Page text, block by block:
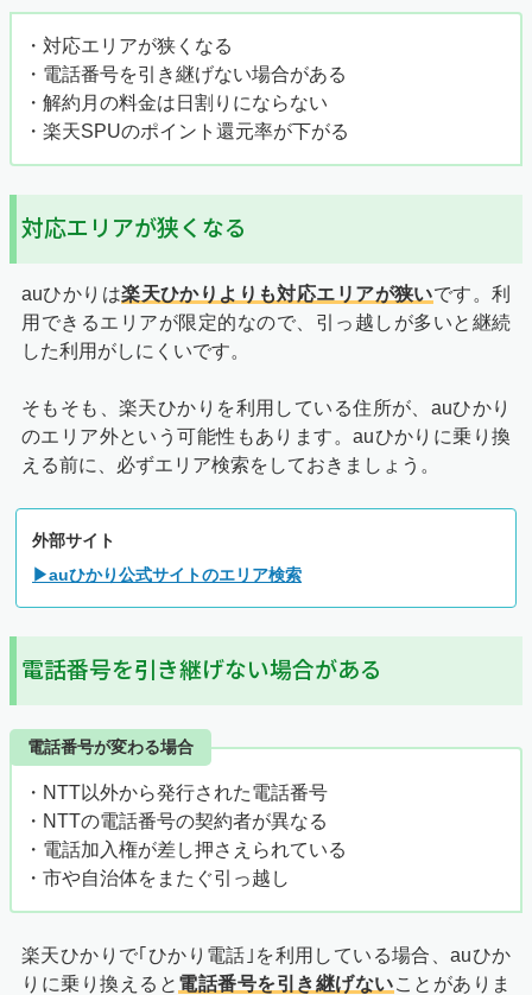
・対応エリアが狭くなる
・電話番号を引き継げない場合がある
・解約月の料金は日割りにならない
・楽天SPUのポイント還元率が下がる
対応エリアが狭くなる
auひかりは楽天ひかりよりも対応エリアが狭いです。利
用できるエリアが限定的なので、引っ越しが多いと継続
した利用がしにくいです。
そもそも、楽天ひかりを利用している住所が、auひかり
のエリア外という可能性もあります。auひかりに乗り換
える前に、必ずエリア検索をしておきましょう。
外部サイト
▶auひかり公式サイトのエリア検索
電話番号を引き継げない場合がある
電話番号が変わる場合
・NTT以外から発行された電話番号
・NTTの電話番号の契約者が異なる
・電話加入権が差し押さえられている
・市や自治体をまたぐ引っ越し
楽天ひかりで｢ひかり電話｣を利用している場合、auひか
りに乗り換えると 電話番号を引き継げないことがありま